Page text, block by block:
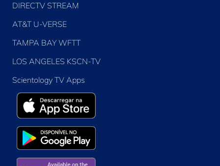
DIRECTV STREAM
AT&T U-VERSE
TAMPA BAY WFTT
LOS ANGELES KSCN-TV
Scientology TV Apps